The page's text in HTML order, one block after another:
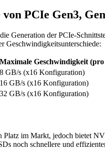
PCIe Gen3,
Generation der PCIe-
Geschwindigkeitsunterschiede:
Maximale Geschwindigkeit
8 GB/s (x16 Konfiguration)
16 GB/s (x16 Konfiguration)
32 GB/s (x16 Konfiguration)
im Markt, jedoch bietet
noch schnellere und